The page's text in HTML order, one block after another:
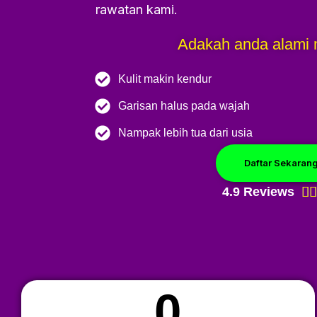
rawatan kami.
Adakah anda alami
Kulit makin kendur
Garisan halus pada wajah
Nampak lebih tua dari usia
Daftar Sekarang
4.9 Reviews 